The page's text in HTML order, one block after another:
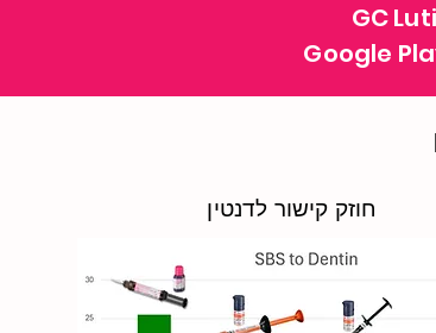
GC
Google
חוזק קישור לדנטין